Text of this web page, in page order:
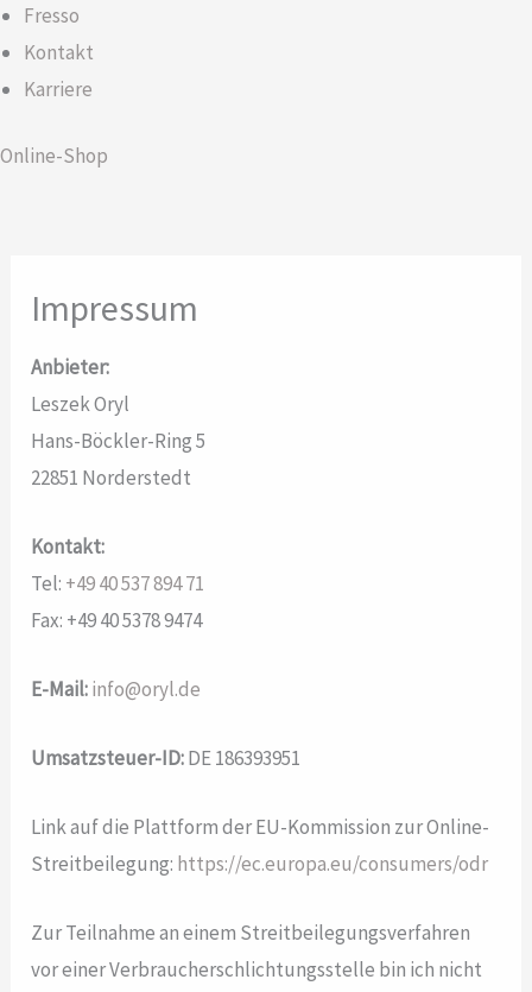
Fresso
Kontakt
Karriere
Online-Shop
Impressum
Anbieter:
Leszek Oryl
Hans-Böckler-Ring 5
22851 Norderstedt
Kontakt:
Tel: +49 40 537 894 71
Fax: +49 40 5378 9474
E-Mail:info@oryl.de
Umsatzsteuer-ID:DE 186393951
Link auf die Plattform der EU-Kommission zur Online-
Streitbeilegung: https://ec.europa.eu/consumers/odr
Zur Teilnahme an einem Streitbeilegungsverfahren
vor einer Verbraucherschlichtungsstelle bin ich nicht